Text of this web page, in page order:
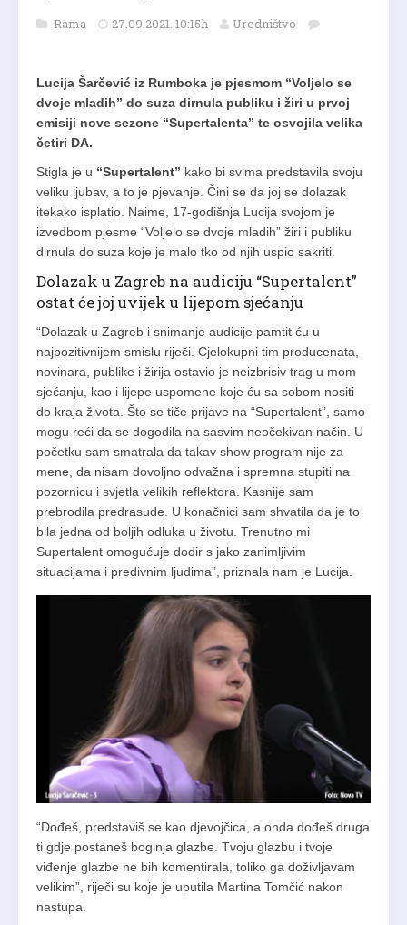
Rama 27.09.2021. 10:15h Uredništvo
Lucija Šarčević iz Rumboka je pjesmom “Voljelo se
dvoje mladih” do suza dirnula publiku i žiri u prvoj
emisiji nove sezone “Supertalenta” te osvojila velika
četiri DA.
Stigla je u “Supertalent” kako bi svima predstavila svoju
veliku ljubav, a to je pjevanje. Čini se da joj se dolazak
itekako isplatio. Naime, 17-godišnja Lucija svojom je
izvedbom pjesme “Voljelo se dvoje mladih” žiri i publiku
dirnula do suza koje je malo tko od njih uspio sakriti.
Dolazak u Zagreb na audiciju “Supertalent”
ostat će joj uvijek u lijepom sjećanju
“Dolazak u Zagreb i snimanje audicije pamtit ću u
najpozitivnijem smislu riječi. Cjelokupni tim producenata,
novinara, publike i žirija ostavio je neizbrisiv trag u mom
sjećanju, kao i lijepe uspomene koje ću sa sobom nositi
do kraja života. Što se tiče prijave na “Supertalent”, samo
mogu reći da se dogodila na sasvim neočekivan način. U
početku sam smatrala da takav show program nije za
mene, da nisam dovoljno odvažna i spremna stupiti na
pozornicu i svjetla velikih reflektora. Kasnije sam
prebrodila predrasude. U konačnici sam shvatila da je to
bila jedna od boljih odluka u životu. Trenutno mi
Supertalent omogućuje dodir s jako zanimljivim
situacijama i predivnim ljudima”, priznala nam je Lucija.
“Dođeš, predstaviš se kao djevojčica, a onda dođeš druga
ti gdje postaneš boginja glazbe. Tvoju glazbu i tvoje
viđenje glazbe ne bih komentirala, toliko ga doživljavam
velikim”, riječi su koje je uputila Martina Tomčić nakon
nastupa.